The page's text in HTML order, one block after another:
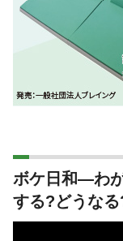
ボケ日和―わ
する?どうなる